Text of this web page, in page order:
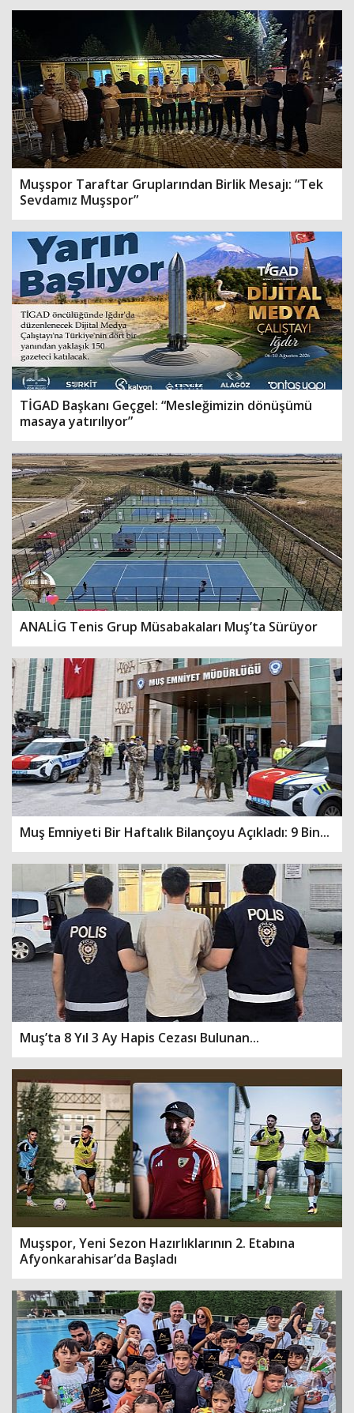
Muşspor Taraftar Gruplarından Birlik Mesajı: “Tek
Sevdamız Muşspor”
TİGAD Başkanı Geçgel: “Mesleğimizin dönüşümü
masaya yatırılıyor”
ANALİG Tenis Grup Müsabakaları Muş’ta Sürüyor
Muş Emniyeti Bir Haftalık Bilançoyu Açıkladı: 9 Bin...
Muş’ta 8 Yıl 3 Ay Hapis Cezası Bulunan...
Muşspor, Yeni Sezon Hazırlıklarının 2. Etabına
Afyonkarahisar’da Başladı